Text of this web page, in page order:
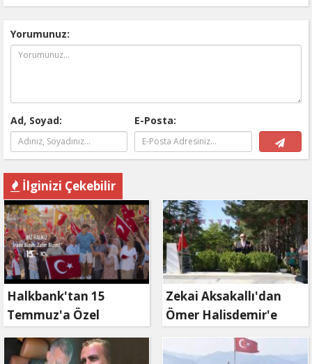
Yorumunuz:
Ad, Soyad: E-Posta:
İlginizi Çekebilir
Halkbank'tan 15
Temmuz'a Özel
Reklam Filmi: "İrade
Bizim, Zafer Bizim"
Zekai Aksakallı'dan
Ömer Halisdemir'e
'vefa' ziyareti!